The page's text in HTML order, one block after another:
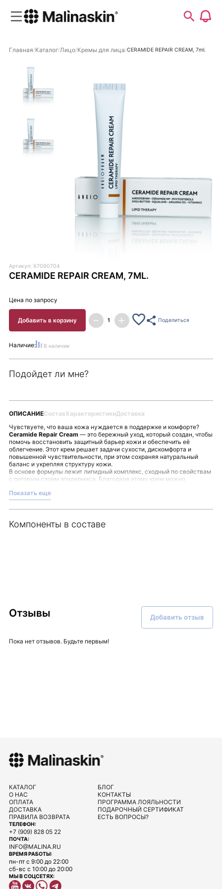
Главная Каталог Лицо Кремы для лица CERAMIDE REPAIR CREAM, 7ml.
Артикул: X7090704
CERAMIDE REPAIR CREAM, 7ML.
Цена по запросу
Добавить в корзину Поделиться
Наличие: В наличии
Подойдет ли мне?
ОПИСАНИЕСоставХарактеристикиДоставка
Чувствуете, что ваша кожа нуждается в поддержке и комфорте?
Ceramide Repair Cream— это бережный уход, который создан, чтобы
помочь восстановить защитный барьер кожи и обеспечить её
облегчение. Этот крем решает задачи сухости, дискомфорта и
повышенной чувствительности, при этом сохраняя натуральный
баланс и укрепляя структуру кожи.
В основе формулы лежит липидный комплекс, сходный по свойствам
с роговым слоем эпидермиса. Благодаря этому крем можно
периоды. Комплекс STIMU-TEX способствует уменьшению чувства
зуда и покраснений, дарит ощущение комфорта и спокойствия. Масло
ши и сквалан добавляют крему дополнительные питательные и
Рекомендации к применению просты: нанесите крем на очищенную
Показать еще
Компоненты в составе
Отзывы Добавить отзыв
Пока нет отзывов. Будьте первым!
ТЕЛЕФОН:
+7 (909) 828 05 22
ПОЧТА:
INFO@MALINA.RU
ВРЕМЯ РАБОТЫ:
пн-пт с 9:00 до 22:00
сб-вс с 10:00 до 20:00
МЫ В СОЦСЕТЯХ:
КАТАЛОГ
О НАС
ОПЛАТА
ДОСТАВКА
ПРАВИЛА ВОЗВРАТА
БЛОГ
КОНТАКТЫ
ПРОГРАММА ЛОЯЛЬНОСТИ
ПОДАРОЧНЫЙ СЕРТИФИКАТ
ЕСТЬ ВОПРОСЫ?